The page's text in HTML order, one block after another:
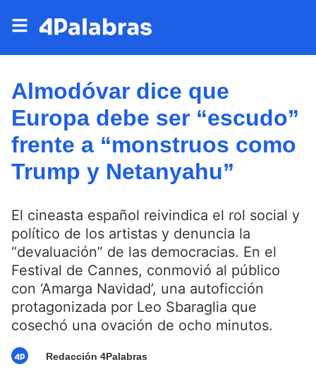
Almodóvar dice que
Europa debe ser “escudo”
frente a “monstruos como
Trump y Netanyahu”
El cineasta español reivindica el rol social y
político de los artistas y denuncia la
“devaluación” de las democracias. En el
Festival de Cannes, conmovió al público
con ‘Amarga Navidad’, una autoficción
protagonizada por Leo Sbaraglia que
cosechó una ovación de ocho minutos.
Redacción 4Palabras